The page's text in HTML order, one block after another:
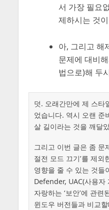
서 가장 필요
제하시는 것
아, 그리고 해
문제에 대비
법으로)해 두
덧. 오래간만에 제 스타
었습니다. 역시 오랜 준
살 길이라는 것을 깨달
그리고 이번 글은 좀 문
절전 모드 끄기’를 제
영향을 줄 수 있는 것
Defender, UAC(사용자
자랑하는 ‘보안’에 관
윈도우 버전들과 비교